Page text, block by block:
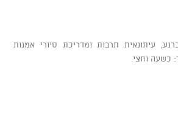
עיתונאית תרבות ומדריכת סיורי אמנות
כשעה וחצי.